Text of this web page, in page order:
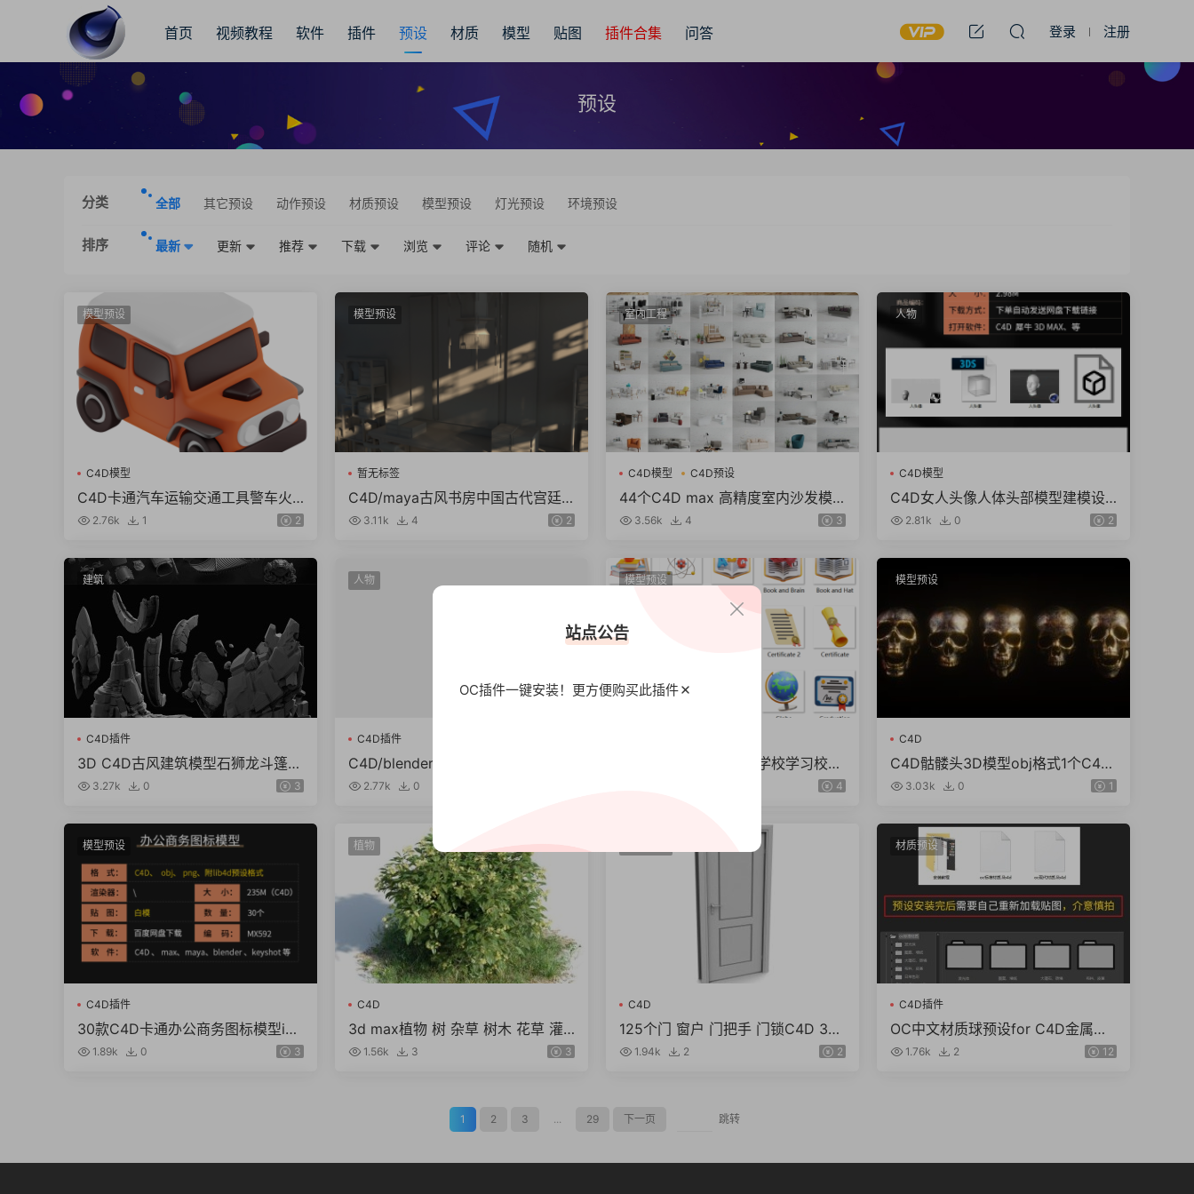
首页 视频教程 软件 插件 预设 材质 模型 贴图 插件合集 问答 登录 注册
预设
分类 全部 其它预设 动作预设 材质预设 模型预设 灯光预设 环境预设
排序 最新 更新 推荐 下载 浏览 评论 随机
模型预设
C4D模型
C4D卡通汽车运输交通工具警车火
车出租车blender fbx obj模型素材
2.76k 1 2
模型预设
暂无标签
C4D/maya古风书房中国古代宫廷
建筑maya三维古装剧场景3d模型素
3.11k 4 2
室内工程
C4D模型 C4D预设
44个C4D max 高精度室内沙发模
型创意场景3D模型室内设计素材obj
3.56k 4 3
人物
C4D模型
C4D女人头像人体头部模型建模设
计素材犀牛rhino max 3DS obj格式
2.81k 0 2
建筑
C4D插件
3D C4D古风建筑模型石狮龙斗篷石
头酒壶木屐蟾蜍 obj zbp ZTL格式
3.27k 0 3
人物
C4D插件
C4D/blender/max/maya人物头像
男女亚洲人物模型素材 白模
2.77k 0
模型预设
C4D教育图标blender学校学习校园
台灯书籍尺子笔筒地球仪模型素材 4
模型预设
C4D
C4D骷髅头3D模型obj格式1个C4D
oc渲染 4个obj白模
3.03k 0 1
模型预设
C4D插件
30款C4D卡通办公商务图标模型ico
ns喇叭旗帜盾牌蛋糕3d白模素材
1.89k 0 3
植物
C4D
3d max植物 树 杂草 树木 花草 灌
木 花模型设计素材带贴图
1.56k 3 3
C4D
125个门 窗户 门把手 门锁C4D 3d
max fbx obj格式模型素材
1.94k 2 2
材质预设
C4D插件
OC中文材质球预设for C4D金属水
木纸玻璃布料基础材质预设素材库
1.76k 2 12
1 2 3 ... 29 下一页 跳转
站点公告
OC插件一键安装！更方便购买此插件